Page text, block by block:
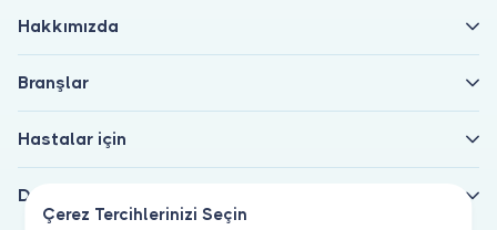
Çerez Tercihlerinizi Seçin
Hakkımızda
Branşlar
Hastalar için
Doktorlar için